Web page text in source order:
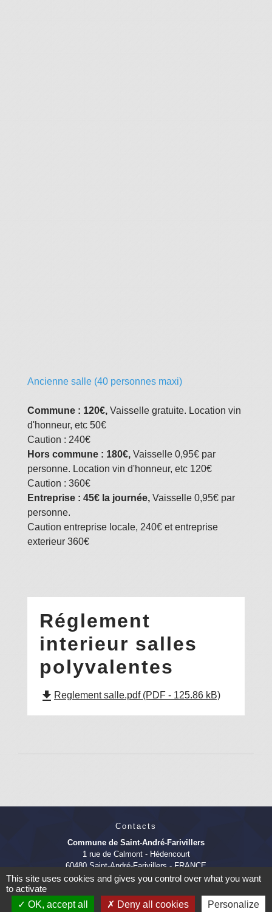
Ancienne salle (40 personnes maxi)
Commune : 120€, Vaisselle gratuite. Location vin
d'honneur, etc 50€
Caution : 240€
Hors commune : 180€, Vaisselle 0,95€ par
personne. Location vin d'honneur, etc 120€
Caution : 360€
Entreprise : 45€ la journée, Vaisselle 0,95€ par
personne.
Caution entreprise locale, 240€ et entreprise
exterieur 360€
Réglement
interieur salles
polyvalentes
file_download Reglement salle.pdf (PDF - 125.86 kB)
Contacts
Commune de Saint-André-Farivillers
1 rue de Calmont - Hédencourt
60480 Saint-André-Farivillers - FRANCE
+33 3 44 80 62 62
Contact par formulaire
This site uses cookies and gives you control over what you want
to activate
OK, accept all
Deny all cookies Personalize